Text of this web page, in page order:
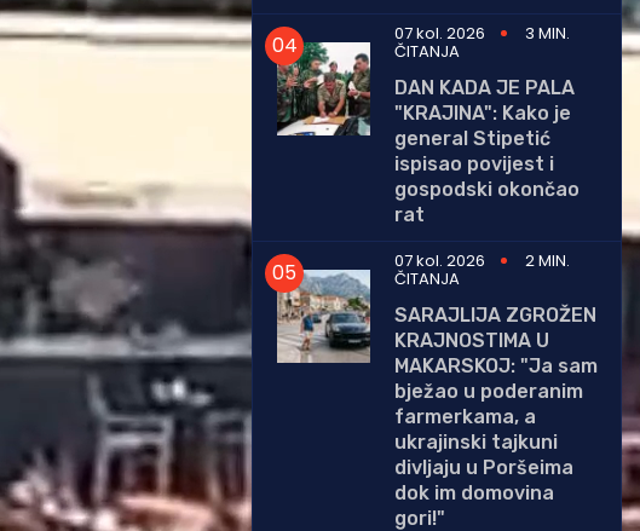
07 kol. 2026
3 MIN.
ČITANJA
DAN KADA JE PALA
"KRAJINA": Kako je
general Stipetić
ispisao povijest i
gospodski okončao
rat
07 kol. 2026
2 MIN.
ČITANJA
SARAJLIJA ZGROŽEN
KRAJNOSTIMA U
MAKARSKOJ: "Ja sam
bježao u poderanim
farmerkama, a
ukrajinski tajkuni
divljaju u Poršeima
dok im domovina
gori!"